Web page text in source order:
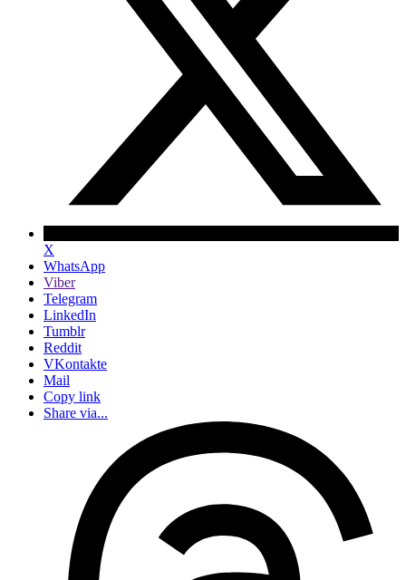
X
WhatsApp
Viber
Telegram
LinkedIn
Tumblr
Reddit
VKontakte
Mail
Copy link
Share via...